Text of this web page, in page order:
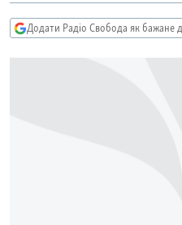
СПОРТ
ТИ ЯК?
Додати Радіо Свобода як бажане